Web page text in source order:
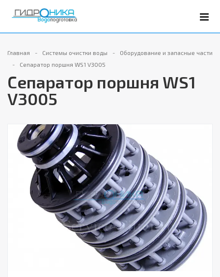
Главная Системы очистки воды
Оборудование и запасные части
Сепаратор поршня WS1 V3005
Сепаратор поршня WS1
V3005